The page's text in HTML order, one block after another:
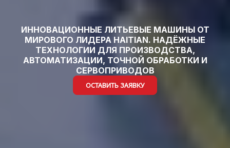
ОФИЦИАЛЬНЫЙ
ПРЕДСТАВИТЕЛЬ
HAITIAN CHINA В
УЗБЕКИСТАНЕ